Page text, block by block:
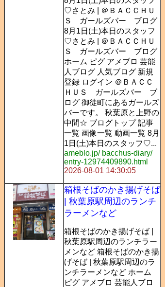
♡さとみ | ＠ＢＡＣＣＨＵ
Ｓ ガールズバー ブログ
8月1日(土)本日のスタッフ
♡さとみ | ＠ＢＡＣＣＨＵ
Ｓ ガールズバー ブログ
ホーム ピグ アメブロ 芸能
人ブログ 人気ブログ 新規
登録 ログイン ＠ＢＡＣＣ
ＨＵＳ ガールズバー ブ
ログ 御徒町にあるガールズ
バーです。 秋葉原と上野の
中間☆ ブログトップ 記事
一覧 画像一覧 動画一覧 8月
1日(土)本日のスタッフ♡...
ameblo.jp/ bacchus-diary/
entry-12974409890.html
2026-08-01 14:30:05
箱根そばのかき揚げそば
| 秋葉原駅周辺のランチ
ラーメンなど
箱根そばのかき揚げそば |
秋葉原駅周辺のランチラー
メンなど 箱根そばのかき揚
げそば | 秋葉原駅周辺のラ
ンチラーメンなど ホーム
ピグ アメブロ 芸能人ブロ